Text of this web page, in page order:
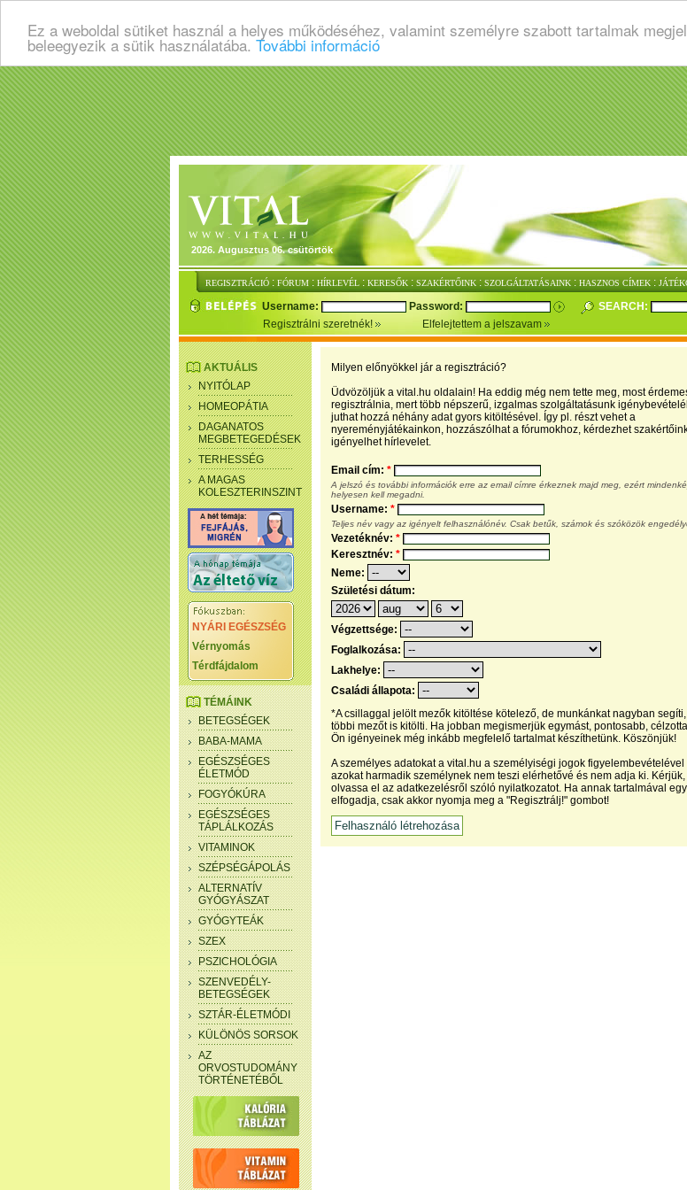
Ez a weboldal sütiket használ a helyes működéséhez, valamint személyre szabott tartalmak
beleegyezik a sütik használatába. További információ
2026. Augusztus 06. csütörtök
REGISZTRÁCIÓ : FÓRUM : HÍRLEVÉL : KERESŐK : SZAKÉRTŐINK : SZOLGÁLTATÁSAINK : HASZNOS CÍMEK :
Username: Password:
SEARCH:
Regisztrálni szeretnék!
Elfelejtettem a jelszavam
AKTUÁLIS
NYITÓLAP
HOMEOPÁTIA
DAGANATOS
MEGBETEGEDÉSEK
TERHESSÉG
A MAGAS
KOLESZTERINSZINT
NYÁRI EGÉSZSÉG
Vérnyomás
Térdfájdalom
TÉMÁINK
BETEGSÉGEK
BABA-MAMA
EGÉSZSÉGES
ÉLETMÓD
FOGYÓKÚRA
EGÉSZSÉGES
TÁPLÁLKOZÁS
VITAMINOK
SZÉPSÉGÁPOLÁS
ALTERNATÍV
GYÓGYÁSZAT
GYÓGYTEÁK
SZEX
PSZICHOLÓGIA
SZENVEDÉLY-
BETEGSÉGEK
SZTÁR-ÉLETMÓDI
KÜLÖNÖS SORSOK
AZ
ORVOSTUDOMÁNY
TÖRTÉNETÉBŐL
Milyen előnyökkel jár a regisztráció?
Üdvözöljük a vital.hu oldalain! Ha eddig még nem tette meg, most
regisztrálnia, mert több népszerű, izgalmas szolgáltatásunk
juthat hozzá néhány adat gyors kitöltésével. Így pl. részt vehet a
nyereményjátékainkon, hozzászólhat a fórumokhoz, kérdezhet
igényelhet hírlevelet.
Email cím: *
A jelszó és további információk erre az email címre érkeznek majd meg, ezért
helyesen kell megadni.
Username: *
Teljes név vagy az igényelt felhasználónév. Csak betűk, számok és szóközök
Vezetéknév: *
Keresztnév: *
Neme:
Születési dátum:
Végzettsége:
Foglalkozása:
Lakhelye:
Családi állapota:
*A csillaggal jelölt mezők kitöltése kötelező, de munkánkat nagyban
többi mezőt is kitölti. Ha jobban megismerjük egymást, pontosabb,
Ön igényeinek még inkább megfelelő tartalmat készíthetünk. Köszönjük!
A személyes adatokat a vital.hu a személyiségi jogok figyelembevételével
azokat harmadik személynek nem teszi elérhetővé és nem adja ki. Kérjük,
olvassa el az adatkezelésről szóló nyilatkozatot. Ha annak tartalmával
elfogadja, csak akkor nyomja meg a "Regisztrálj!" gombot!